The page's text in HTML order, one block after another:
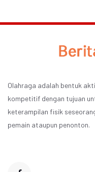
Olahraga adalah bentuk
kompetitif dengan tujuan
keterampilan fisik
pemain ataupun penonton.